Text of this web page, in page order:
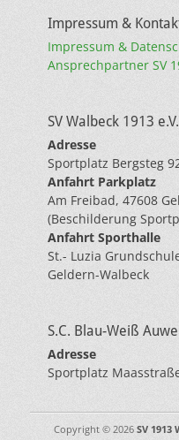
Impressum &
Impressum &
Ansprechpartner SV
SV Walbeck 1913 e.V.
Adresse
Sportplatz Bergsteg
Anfahrt Parkplatz
Am Freibad, 47608
(Beschilderung
Anfahrt Sporthalle
St.- Luzia
Geldern-Walbeck
S.C. Blau-Weiß
Adresse
Sportplatz
Copyright © 2026 SV 1913